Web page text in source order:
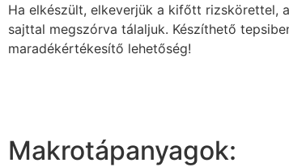
Ha elkészült, elkeverjük a kifőtt rizskörettel,
sajttal megszórva tálaljuk. Készíthető
maradékértékesítő lehetőség!
Makrotápanyagok: